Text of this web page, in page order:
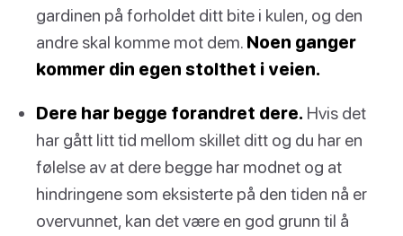
gardinen på forholdet ditt bite i kulen, og den
andre skal komme mot dem. Noen ganger
kommer din egen stolthet i veien.
Dere har begge forandret dere. Hvis det
har gått litt tid mellom skillet ditt og du har en
følelse av at dere begge har modnet og at
hindringene som eksisterte på den tiden nå er
overvunnet, kan det være en god grunn til å